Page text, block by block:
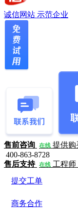
诚信网站 示范企业
售前咨询 在线 提供购
400-863-8728
售后支持 在线 工程师
提交工单
商务合作